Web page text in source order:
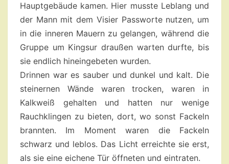
Hauptgebäude kamen. Hier musste Leblang und
der Mann mit dem Visier Passworte nutzen, um
in die inneren Mauern zu gelangen, während die
Gruppe um Kingsur draußen warten durfte, bis
sie endlich hineingebeten wurden.
Drinnen war es sauber und dunkel und kalt. Die
steinernen Wände waren trocken, waren in
Kalkweiß gehalten und hatten nur wenige
Rauchklingen zu bieten, dort, wo sonst Fackeln
brannten. Im Moment waren die Fackeln
schwarz und leblos. Das Licht erreichte sie erst,
als sie eine eichene Tür öffneten und eintraten.